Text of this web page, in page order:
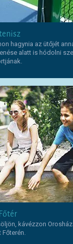
hagynia az ütőjét
alatt is hódolni
kávézzon
Főterén.